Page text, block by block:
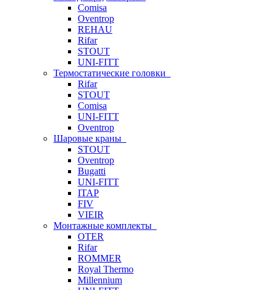
Comisa
Oventrop
REHAU
Rifar
STOUT
UNI-FITT
Термостатические головки
Rifar
STOUT
Comisa
UNI-FITT
Oventrop
Шаровые краны
STOUT
Oventrop
Bugatti
UNI-FITT
ITAP
FIV
VIEIR
Монтажные комплекты
OTER
Rifar
ROMMER
Royal Thermo
Millennium